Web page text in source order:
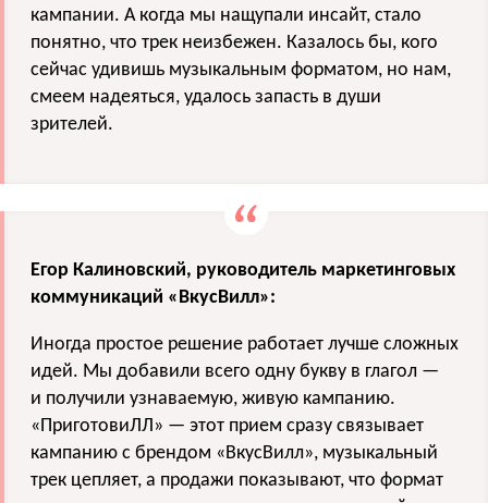
кампании. А когда мы нащупали инсайт, стало
понятно, что трек неизбежен. Казалось бы, кого
сейчас удивишь музыкальным форматом, но нам,
смеем надеяться, удалось запасть в души
зрителей.
Егор Калиновский, руководитель маркетинговых
коммуникаций «ВкусВилл»:
Иногда простое решение работает лучше сложных
идей. Мы добавили всего одну букву в глагол —
и получили узнаваемую, живую кампанию.
«ПриготовиЛЛ» — этот прием сразу связывает
кампанию с брендом «ВкусВилл», музыкальный
трек цепляет, а продажи показывают, что формат